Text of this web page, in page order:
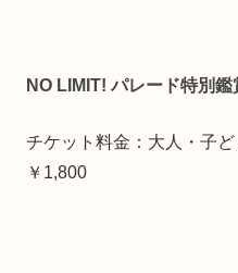
NO LIMIT! パレード特別
チケット料金：大人・子
￥1,800